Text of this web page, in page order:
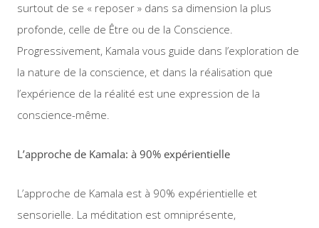
surtout de se « reposer » dans sa dimension la plus
profonde, celle de Être ou de la Conscience.
Progressivement, Kamala vous guide dans l’exploration de
la nature de la conscience, et dans la réalisation que
l’expérience de la réalité est une expression de la
conscience-même.
L’approche de Kamala: à 90% expérientielle
L’approche de Kamala est à 90% expérientielle et
sensorielle. La méditation est omniprésente,